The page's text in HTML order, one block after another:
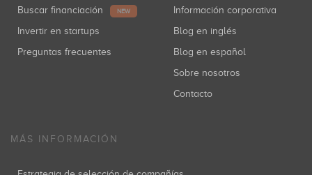
Buscar financiación NEW
Invertir en startups
Preguntas frecuentes
Información corporativa
Blog en inglés
Blog en español
Sobre nosotros
Contacto
MÁS INFORMACIÓN